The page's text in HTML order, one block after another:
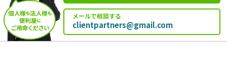
メールで相談する
clientpartners@gmail.com